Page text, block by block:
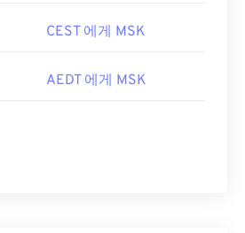
CEST 에게 MSK
AEDT 에게 MSK